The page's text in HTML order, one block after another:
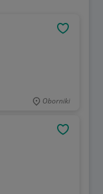
Oborniki